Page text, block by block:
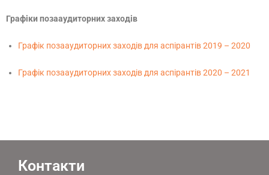
Графіки позааудиторних заходів
Графік позааудиторних заходів для аспірантів 2019 – 2020
Графік позааудиторних заходів для аспірантів 2020 – 2021
Контакти